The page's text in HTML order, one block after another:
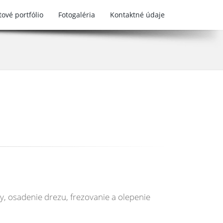
portfólio Fotogaléria Kontaktné údaje
osadenie drezu, frezovanie a olepenie